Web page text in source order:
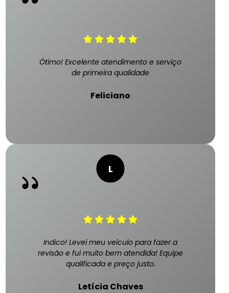
Ótimo! Excelente atendimento e serviço
de primeira qualidade
Feliciano
Indico! Levei meu veículo para fazer a
revisão e fui muito bem atendida! Equipe
qualificada e preço justo.
Letícia Chaves